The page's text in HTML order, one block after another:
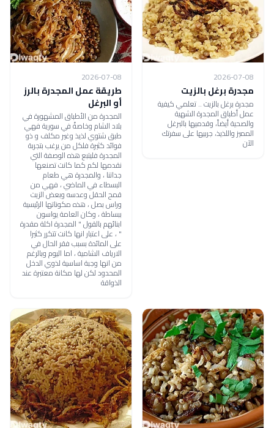
2026-07-08
مجدرة برغل بالزيت
مجدرة برغل بالزيت .. تعلمي كيفية
عمل أطباق المجدرة الشهية
والصحية أيضاً، وقدميها بالبرغل
المميز واللذيذ، جربيها على سفرتك
الآن
2026-07-08
‏‫طريقة عمل المجدرة بالرز
أو البرغل
المجدرة من الأطباق المشهورة في
بلاد الشام وخاصةً في سورية فهي
طبق شتوي لذيذ وغير مكلف و ذو
فوائد كثيرة فلكل من يرغب بتجربة
المجدرة فليتبع هذه الوصفة التي
نقدمها لكم كما كانت تصنعها
جداتنا ، والمجدرة هي طعام
البسطاء في الماضي ، فهي من
قمح الحقل وعدسه وبعض الزيت
وراس بصل ، هذه مكوناتها الرئيسية
ببساطة ، وكان العامة يواسون
ابنائهم بالقول " المجدرة اكلة مقدرة
" ، على اعتبار انها كانت تتكرر كثيرا
على المائدة بسبب فقر الحال في
الارياف الشامية ، اما اليوم وبالرغم
من انها وجبة اساسية لذوي الدخل
المحدود لكن لها مكانة معتبرة عند
الذواقة